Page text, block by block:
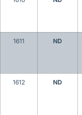
1611 ND
1612 ND